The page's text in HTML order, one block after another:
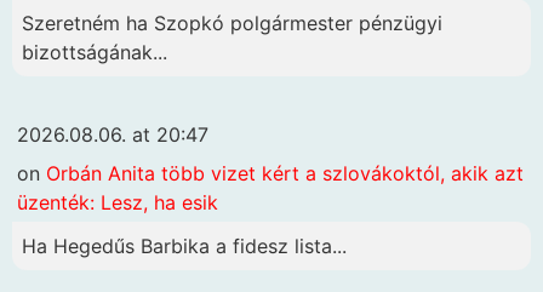
Szeretném ha Szopkó polgármester pénzügyi
bizottságának...
2026.08.06. at 20:47
on Orbán Anita több vizet kért a szlovákoktól, akik azt
üzenték: Lesz, ha esik
Ha Hegedűs Barbika a fidesz lista...